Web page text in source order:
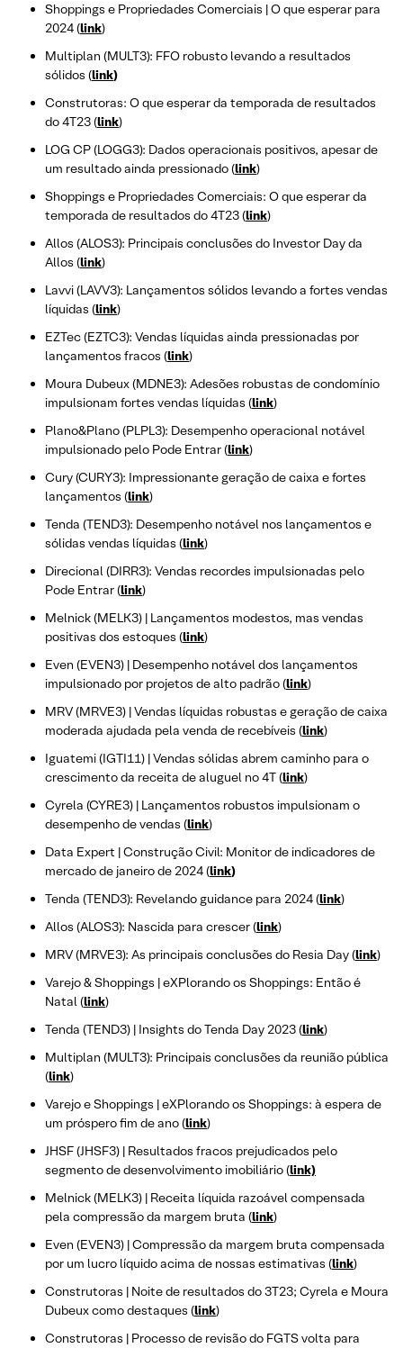
Shoppings e Propriedades Comerciais | O que esperar para
2024 (link)
Multiplan (MULT3): FFO robusto levando a resultados
sólidos (link)
Construtoras: O que esperar da temporada de resultados
do 4T23 (link)
LOG CP (LOGG3): Dados operacionais positivos, apesar de
um resultado ainda pressionado (link)
Shoppings e Propriedades Comerciais: O que esperar da
temporada de resultados do 4T23 (link)
Allos (ALOS3): Principais conclusões do Investor Day da
Allos (link)
Lavvi (LAVV3): Lançamentos sólidos levando a fortes vendas
líquidas (link)
EZTec (EZTC3): Vendas líquidas ainda pressionadas por
lançamentos fracos (link)
Moura Dubeux (MDNE3): Adesões robustas de condomínio
impulsionam fortes vendas líquidas (link)
Plano&Plano (PLPL3): Desempenho operacional notável
impulsionado pelo Pode Entrar (link)
Cury (CURY3): Impressionante geração de caixa e fortes
lançamentos (link)
Tenda (TEND3): Desempenho notável nos lançamentos e
sólidas vendas líquidas (link)
Direcional (DIRR3): Vendas recordes impulsionadas pelo
Pode Entrar (link)
Melnick (MELK3) | Lançamentos modestos, mas vendas
positivas dos estoques (link)
Even (EVEN3) | Desempenho notável dos lançamentos
impulsionado por projetos de alto padrão (link)
MRV (MRVE3) | Vendas líquidas robustas e geração de caixa
moderada ajudada pela venda de recebíveis (link)
Iguatemi (IGTI11) | Vendas sólidas abrem caminho para o
crescimento da receita de aluguel no 4T (link)
Cyrela (CYRE3) | Lançamentos robustos impulsionam o
desempenho de vendas (link)
Data Expert | Construção Civil: Monitor de indicadores de
mercado de janeiro de 2024 (link)
Tenda (TEND3): Revelando guidance para 2024 (link)
Allos (ALOS3): Nascida para crescer (link)
MRV (MRVE3): As principais conclusões do Resia Day (link)
Varejo & Shoppings | eXPlorando os Shoppings: Então é
Natal (link)
Tenda (TEND3) | Insights do Tenda Day 2023 (link)
Multiplan (MULT3): Principais conclusões da reunião pública
(link)
Varejo e Shoppings | eXPlorando os Shoppings: à espera de
um próspero fim de ano (link)
JHSF (JHSF3) | Resultados fracos prejudicados pelo
segmento de desenvolvimento imobiliário (link)
Melnick (MELK3) | Receita líquida razoável compensada
pela compressão da margem bruta (link)
Even (EVEN3) | Compressão da margem bruta compensada
por um lucro líquido acima de nossas estimativas (link)
Construtoras | Noite de resultados do 3T23; Cyrela e Moura
Dubeux como destaques (link)
Construtoras | Processo de revisão do FGTS volta para